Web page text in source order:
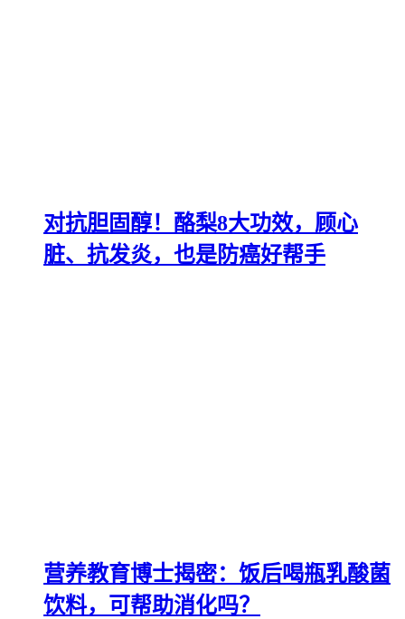
对抗胆固醇！酪梨8大功效，顾心
脏、抗发炎，也是防癌好帮手
营养教育博士揭密：饭后喝瓶乳酸菌
饮料，可帮助消化吗？